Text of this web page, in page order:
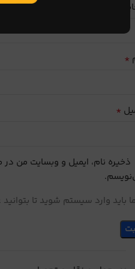
*
*
ذخیره نام، ایمیل و وبسایت من در
باید وارد سیستم شوید تا